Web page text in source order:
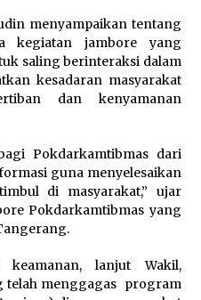
Kapal, Puan
Faktor Keamanan
Laut
2026
Majelis
Manusia, Megawati
Tegaskan
Perempuan Bukan
Merawat Dan
2026
menyampaikan tentang
kegiatan jambore yang
saling berinteraksi dalam
kesadaran masyarakat
dan kenyamanan
Pokdarkamtibmas dari
guna menyelesaikan
di masyarakat,” ujar
Pokdarkamtibmas yang
lanjut Wakil,
telah menggagas program